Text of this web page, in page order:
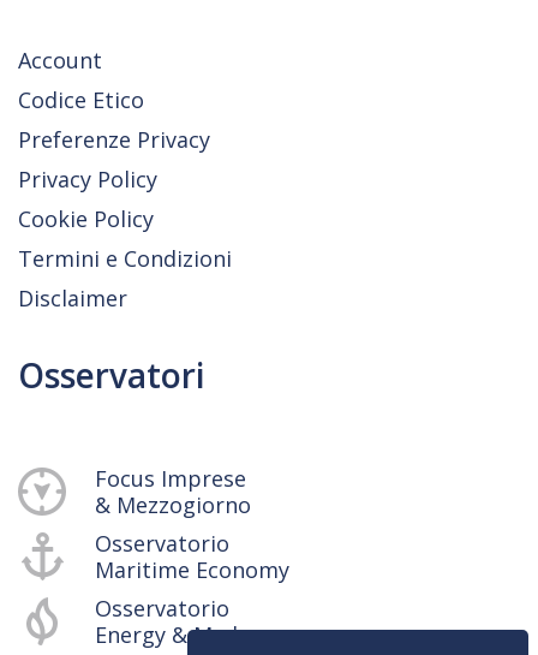
Account
Codice Etico
Preferenze Privacy
Privacy Policy
Cookie Policy
Termini e Condizioni
Disclaimer
Osservatori
Focus Imprese
& Mezzogiorno
Osservatorio
Maritime Economy
Osservatorio
Energy & Med